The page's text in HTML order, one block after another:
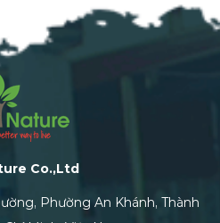
Co.,Ltd
Phường An Khánh, Thành